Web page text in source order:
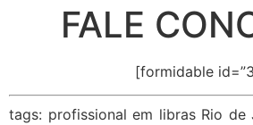
FALE
[formidable
tags: profissional em libras Rio de